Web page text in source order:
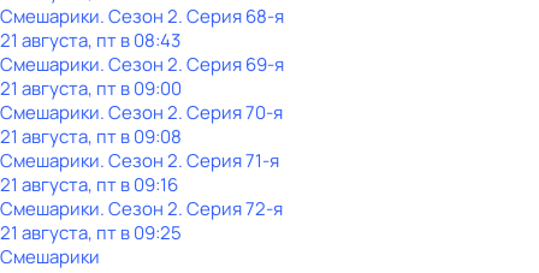
Смешарики. Сезон 2. Серия 68-я
21 августа, пт в 08:43
Смешарики. Сезон 2. Серия 69-я
21 августа, пт в 09:00
Смешарики. Сезон 2. Серия 70-я
21 августа, пт в 09:08
Смешарики. Сезон 2. Серия 71-я
21 августа, пт в 09:16
Смешарики. Сезон 2. Серия 72-я
21 августа, пт в 09:25
Смешарики